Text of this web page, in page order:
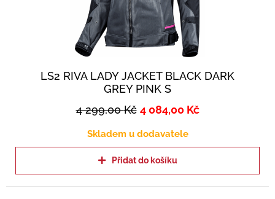
LS2 RIVA LADY JACKET BLACK DARK
GREY PINK S
4 299,00Kč 4 084,00 Kč
Skladem u dodavatele
Přidat do košíku